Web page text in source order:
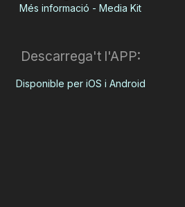
Més informació - Media Kit
Descarrega't l'APP:
Disponible per iOS i Android